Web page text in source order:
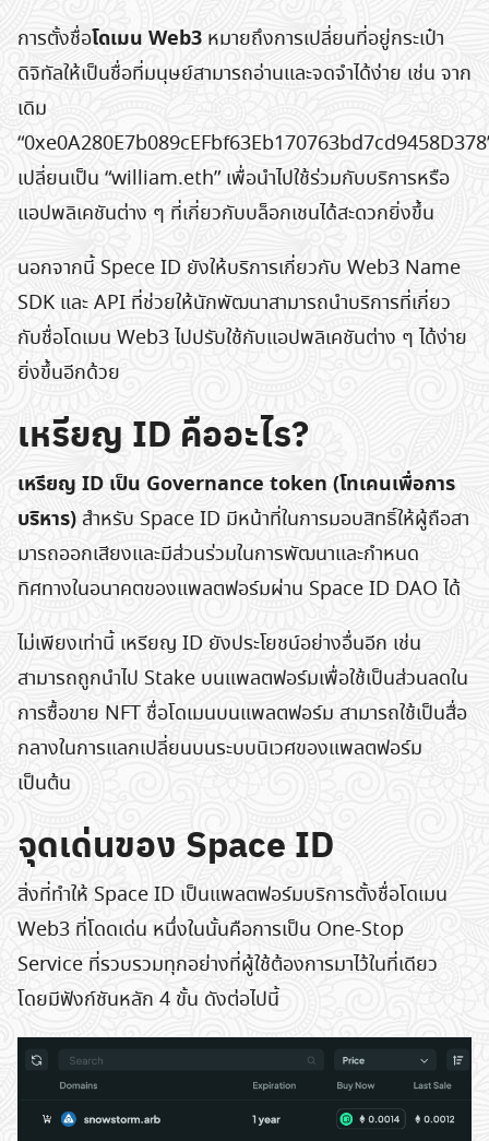
การตั้งชื่อโดเมน Web3 หมายถึงการเปลี่ยนที่อยู่กระเป๋า
ดิจิทัลให้เป็นชื่อที่มนุษย์สามารถอ่านและจดจำได้ง่าย เช่น จาก
เดิม
เปลี่ยนเป็น “william.eth” เพื่อนำไปใช้ร่วมกับบริการหรือ
แอปพลิเคชันต่าง ๆ ที่เกี่ยวกับบล็อกเชนได้สะดวกยิ่งขึ้น
นอกจากนี้ Spece ID ยังให้บริการเกี่ยวกับ Web3 Name
SDK และ API ที่ช่วยให้นักพัฒนาสามารถนำบริการที่เกี่ยว
กับชื่อโดเมน Web3 ไปปรับใช้กับแอปพลิเคชันต่าง ๆ ได้ง่าย
ยิ่งขึ้นอีกด้วย
เหรียญ ID คืออะไร?
เหรียญ ID เป็น Governance token (โทเคนเพื่อการ
บริหาร)สำหรับ Space ID มีหน้าที่ในการมอบสิทธิ์ให้ผู้ถือสา
มารถออกเสียงและมีส่วนร่วมในการพัฒนาและกำหนด
ทิศทางในอนาคตของแพลตฟอร์มผ่าน Space ID DAO ได้
ไม่เพียงเท่านี้ เหรียญ ID ยังประโยชน์อย่างอื่นอีก เช่น
สามารถถูกนำไป Stake บนแพลตฟอร์มเพื่อใช้เป็นส่วนลดใน
การซื้อขาย NFT ชื่อโดเมนบนแพลตฟอร์ม สามารถใช้เป็นสื่อ
กลางในการแลกเปลี่ยนบนระบบนิเวศของแพลตฟอร์ม
เป็นต้น
จุดเด่นของ Space ID
สิ่งที่ทำให้ Space ID เป็นแพลตฟอร์มบริการตั้งชื่อโดเมน
Web3 ที่โดดเด่น หนึ่งในนั้นคือการเป็น One-Stop
Service ที่รวบรวมทุกอย่างที่ผู้ใช้ต้องการมาไว้ในที่เดียว
โดยมีฟังก์ชันหลัก 4 ขั้น ดังต่อไปนี้